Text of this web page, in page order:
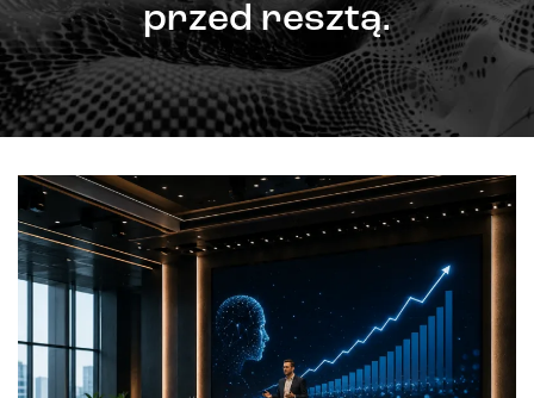
przed resztą.